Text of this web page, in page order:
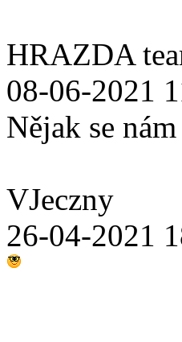
HRAZDA
08-06-2021
Nějak se
VJeczny
26-04-2021